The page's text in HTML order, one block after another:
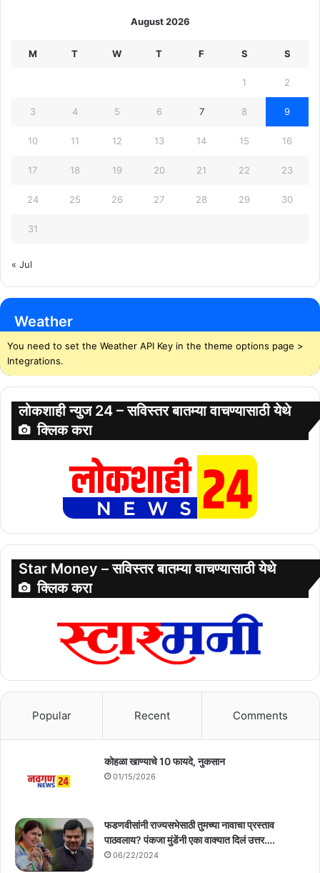
August 2026
M T W T F S S
1 2
3 4 5 6 7 8 9
10 11 12 13 14 15 16
17 18 19 20 21 22 23
24 25 26 27 28 29 30
31
« Jul
Weather
You need to set the Weather API Key in the theme options page >
Integrations.
लोकशाही न्युज 24 – सविस्तर बातम्या वाचण्यासाठी येथे
क्लिक करा
Star Money – सविस्तर बातम्या वाचण्यासाठी येथे
क्लिक करा
Popular Recent Comments
कोहळा खाण्याचे 10 फायदे, नुकसान
01/15/2026
फडणवीसांनी राज्यसभेसाठी तुमच्या नावाचा प्रस्ताव
पाठवलाय? पंकजा मुंडेंनी एका वाक्यात दिलं उत्तर….
06/22/2024